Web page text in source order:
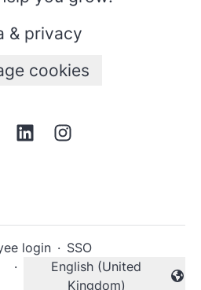
& privacy
cookies
login · SSO
·
Change language
English (United
Kingdom)